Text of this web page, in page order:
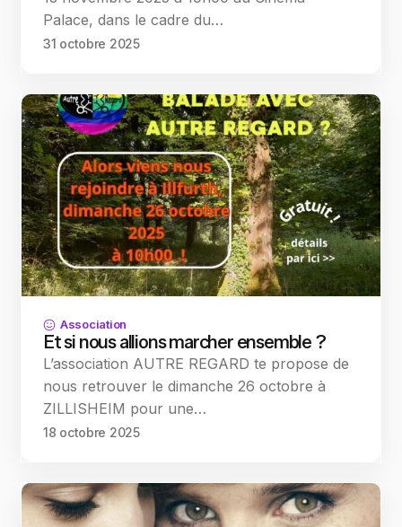
Palace, dans le cadre du…
31 octobre 2025
Association
Et si nous allions marcher ensemble ?
L’association AUTRE REGARD te propose de
nous retrouver le dimanche 26 octobre à
ZILLISHEIM pour une…
18 octobre 2025